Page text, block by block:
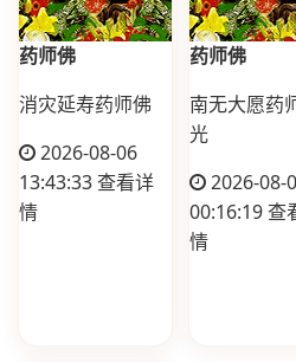
药师佛
消灾延寿药师佛
2026-08-06
13:43:33查看详
情
药师佛
南无大愿药
光
2026-08-
00:16:19查
情